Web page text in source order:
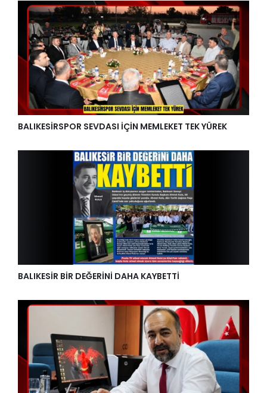
BALIKESİRSPOR SEVDASI İÇİN MEMLEKET TEK YÜREK
BALIKESİR BİR DEĞERİNİ DAHA KAYBETTİ